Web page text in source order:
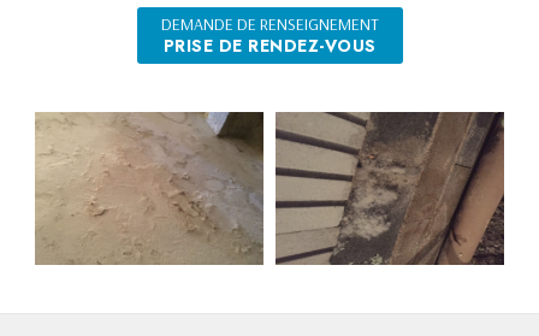
DEMANDE DE RENSEIGNEMENT
PRISE DE RENDEZ-VOUS